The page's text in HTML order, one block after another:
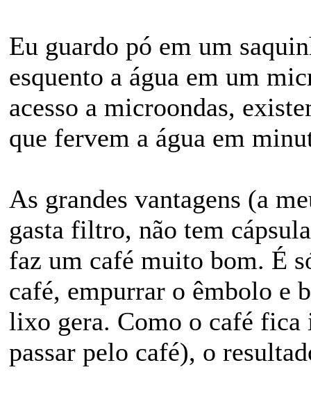
Eu guardo pó em um
esquento a água em um
acesso a microondas,
que fervem a água em
As grandes vantagens (a
gasta filtro, não tem
faz um café muito bom. É
café, empurrar o êmbolo e
lixo gera. Como o café fica
passar pelo café), o